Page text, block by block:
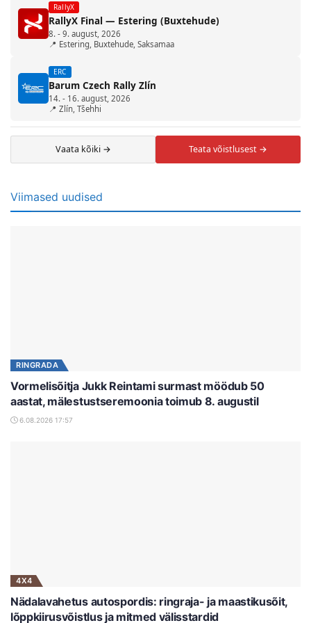
RallyX
RallyX Final — Estering (Buxtehude)
8. - 9. august, 2026
📍 Estering, Buxtehude, Saksamaa
ERC
Barum Czech Rally Zlín
14. - 16. august, 2026
📍 Zlín, Tšehhi
Vaata kõiki → Teata võistlusest →
Viimased uudised
RINGRADA
Vormelisõitja Jukk Reintami surmast möödub 50
aastat, mälestustseremoonia toimub 8. augustil
6.08.2026 17:57
4X4
Nädalavahetus autospordis: ringraja- ja maastikusõit,
lõppkiirusvõistlus ja mitmed välisstardid